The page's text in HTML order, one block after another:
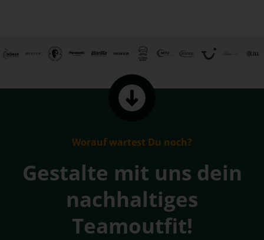
Worauf wartest Du noch?
Gestalte mit uns dein
nachhaltiges
Teamoutfit!